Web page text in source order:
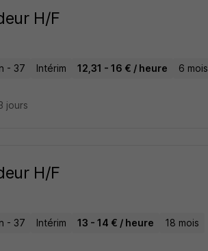
H/F
- 37 Intérim 12,31 - 16 € / heure 6 mois
jours
H/F
- 37 Intérim 13 - 14 € / heure 18 mois